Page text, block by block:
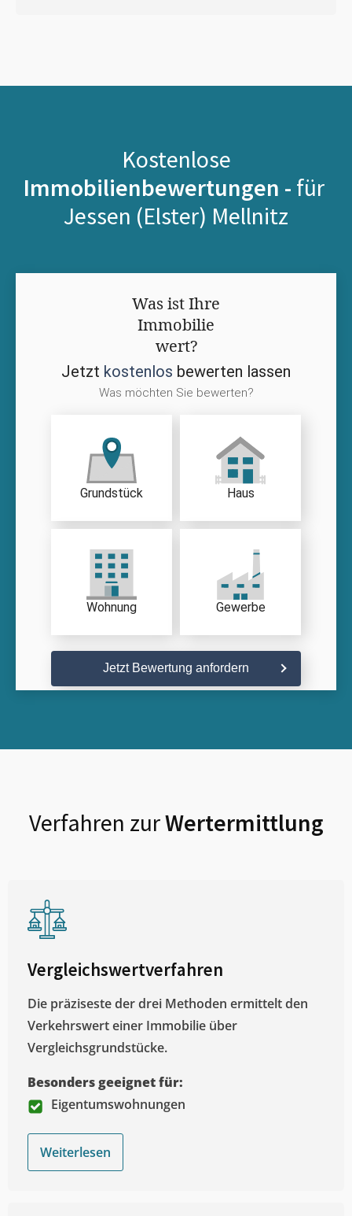
Kostenlose
Immobilienbewertungen - für
Jessen (Elster) Mellnitz
Was ist Ihre
Immobilie
wert?
Jetzt kostenlos bewerten lassen
Was möchten Sie bewerten?
Grundstück Haus
Wohnung Gewerbe
Jetzt Bewertung anfordern
Verfahren zurWertermittlung
Vergleichswertverfahren
Die präziseste der drei Methoden ermittelt den
Verkehrswert einer Immobilie über
Vergleichsgrundstücke.
Besonders geeignet für:
Eigentumswohnungen
Weiterlesen